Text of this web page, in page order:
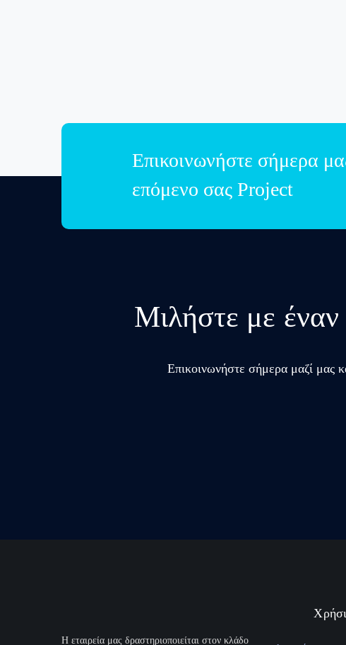
Επικοινωνήστε σήμερα
επόμενο σας Project
Μιλήστε με
Επικοινωνήστε σήμερα μαζί μας
H εταιρεία μας δραστηριοποιείται στον κλάδο